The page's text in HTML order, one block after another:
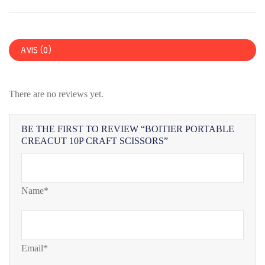
SCISSORS
AVIS (0)
There are no reviews yet.
BE THE FIRST TO REVIEW “BOITIER PORTABLE
CREACUT 10P CRAFT SCISSORS”
Name*
Email*